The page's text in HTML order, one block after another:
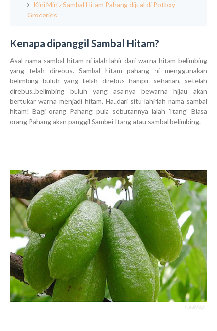
Kini Min'z Sambal Hitam Pahang dijual di Potboy
Groceries
Kenapa dipanggil Sambal Hitam?
Asal nama sambal hitam ni ialah lahir dari warna hitam belimbing
yang telah direbus. Sambal hitam pahang ni menggunakan
belimbing buluh yang telah direbus hampir seharian, setelah
direbus..belimbing buluh yang asalnya bewarna hijau akan
bertukar warna menjadi hitam. Ha..dari situ lahirlah nama sambal
hitam! Bagi orang Pahang pula sebutannya ialah 'Itang' Biasa
orang Pahang akan panggil Sambei Itang atau sambal belimbing.